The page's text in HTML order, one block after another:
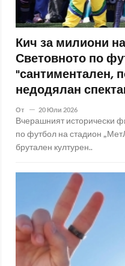
Кич за милиони
Световното по
"сантиментален,
недодялан
От 20 Юли 2026
Вчерашният исторически
по футбол на стадион
брутален културен..